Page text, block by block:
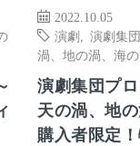
2022.10.05
演劇 ,演劇集
渦、地の渦、海の
演劇集団プ
天の渦、地
購入者限定